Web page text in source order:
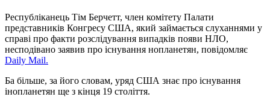
Республіканець Тім Берчетт, член комітету Палати
представників Конгресу США, який займається слуханнями у
справі про факти розслідування випадків появи НЛО,
несподівано заявив про існування нопланетян, повідомляє
Daily Mail.
Ба більше, за його словам, уряд США знає про існування
інопланетян ще з кінця 19 століття.